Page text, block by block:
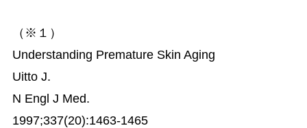
（※１）
Understanding Premature Skin Aging
Uitto J.
N Engl J Med.
1997;337(20):1463-1465